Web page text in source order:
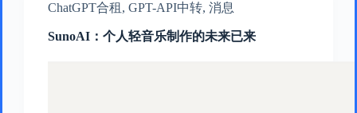
ChatGPT合租 , GPT-API中转, 消息
SunoAI：个人轻音乐制作的未来已来